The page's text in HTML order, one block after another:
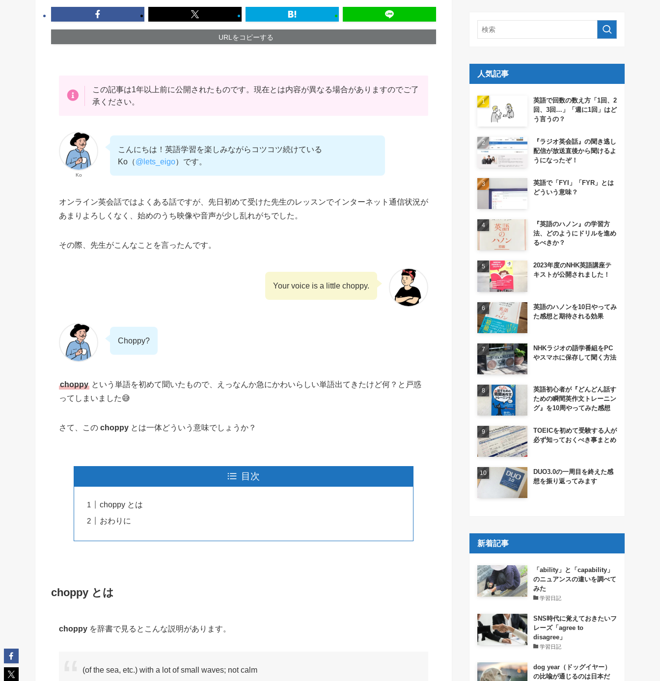
URLをコピーする
この記事は1年以上前に公開されたものです。現在とは内容が異なる場合がありますのでご了
承ください。
Ko
こんにちは！英語学習を楽しみながらコツコツ続けている
Ko（@lets_eigo）です。
オンライン英会話ではよくある話ですが、先日初めて受けた先生のレッスンでインターネット通信状況が
あまりよろしくなく、始めのうち映像や音声が少し乱れがちでした。
その際、先生がこんなことを言ったんです。
Your voice is a little choppy.
Choppy?
choppy という単語を初めて聞いたもので、えっなんか急にかわいらしい単語出てきたけど何？と戸惑
ってしまいました😅
さて、この choppy とは一体どういう意味でしょうか？
目次
choppy とは
おわりに
choppy とは
choppy を辞書で見るとこんな説明があります。
(of the sea, etc.) with a lot of small waves; not calm
人気記事
英語で回数の数え方「1回、2
回、3回…」「週に1回」はど
う言うの？
『ラジオ英会話』の聞き逃し
配信が放送直後から聞けるよ
うになったぞ！
英語で「FYI」「FYR」とは
どういう意味？
『英語のハノン』の学習方
法、どのようにドリルを進め
るべきか？
2023年度のNHK英語講座テ
キストが公開されました！
英語のハノンを10日やってみ
た感想と期待される効果
NHKラジオの語学番組をPC
やスマホに保存して聞く方法
英語初心者が『どんどん話す
ための瞬間英作文トレーニン
グ』を10周やってみた感想
TOEICを初めて受験する人が
必ず知っておくべき事まとめ
DUO3.0の一周目を終えた感
想を振り返ってみます
新着記事
「ability」と「capability」
のニュアンスの違いを調べて
みた
学習日記
SNS時代に覚えておきたいフ
レーズ「agree to
disagree」
学習日記
dog year（ドッグイヤー）
の比喩が通じるのは日本だ